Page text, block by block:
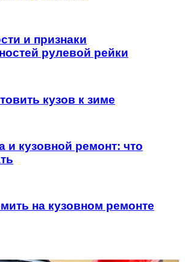
и признаки
рулевой рейки
кузов к зиме
и кузовной ремонт: что
на кузовном ремонте